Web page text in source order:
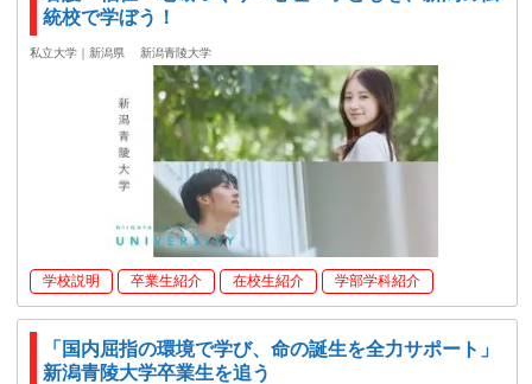
統校で学ぼう！
私立大学｜新潟県 新潟青陵大学
学校説明 卒業生紹介 在校生紹介 学部学科紹介
「国内屈指の環境で学び、命の誕生を全力サポート」
新潟青陵大学卒業生を追う